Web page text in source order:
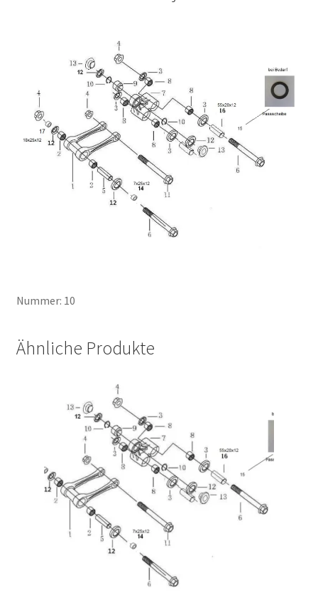
Nummer: 10
Ähnliche Produkte